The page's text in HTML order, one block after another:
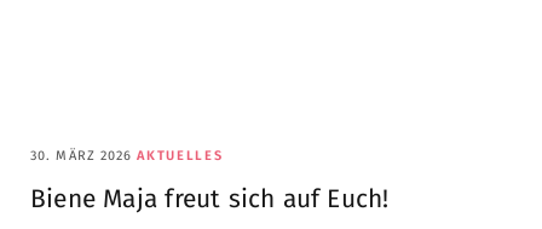
30. MÄRZ 2026 AKTUELLES
Biene Maja freut sich auf Euch!